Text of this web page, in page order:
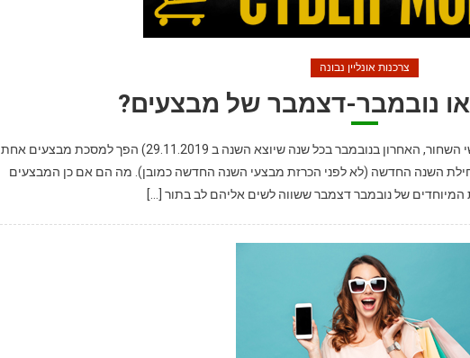
צרכנות אונליין נבונה
או נובמבר-דצמבר של מבצעים?
הכל נכון. יום המכירות המיוחד של נובמבר (יום שישי השחור, האחרון בנובמבר בכל שנה שיוצא השנה ב 29.11.2019) הפך למסכת מבצעים אחת
השנה החדשה (לא לפני הכרזת מבצעי השנה החדשה כמובן). מה הם אם כן המבצעים
המיוחדים של נובמבר דצמבר ששווה לשים אליהם לב בתור […]